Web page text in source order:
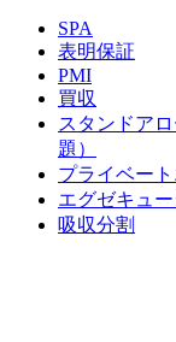
SPA
表明保証
PMI
買収
スタンドア
題）
プライベー
エグゼキュ
吸収分割